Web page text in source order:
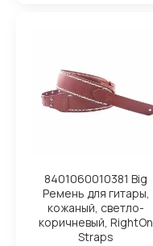
8401060010381 Big
Ремень для гитары,
кожаный, светло-
коричневый, RightOn
Straps